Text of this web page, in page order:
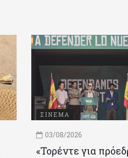
ΣΙΝΕΜΑ
03/08/2026
«Τορέντε για